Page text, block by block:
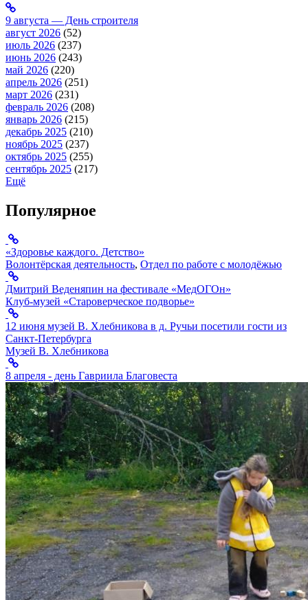
9 августа — День строителя
август 2026 (52)
июль 2026 (237)
июнь 2026 (243)
май 2026 (220)
апрель 2026 (251)
март 2026 (231)
февраль 2026 (208)
январь 2026 (215)
декабрь 2025 (210)
ноябрь 2025 (237)
октябрь 2025 (255)
сентябрь 2025 (217)
Ещё
Популярное
«Здоровье каждого. Детство»
Волонтёрская деятельность, Отдел по работе с молодёжью
Дмитрий Веденяпин на фестивале «МедОГОн»
Клуб-музей «Староверческое подворье»
12 июня музей В. Хлебникова в д. Ручьи посетили гости из
Санкт-Петербурга
Музей В. Хлебникова
8 апреля - день Гавриила Благовеста